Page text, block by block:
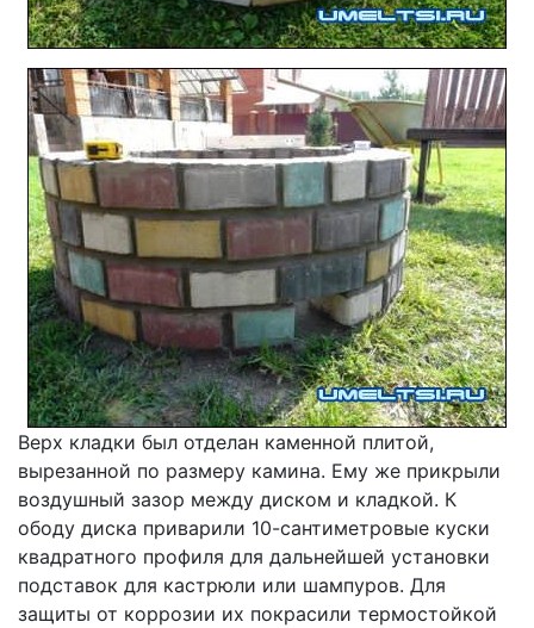
Верх кладки был отделан каменной плитой,
вырезанной по размеру камина. Ему же прикрыли
воздушный зазор между диском и кладкой. К
ободу диска приварили 10-сантиметровые куски
квадратного профиля для дальнейшей установки
подставок для кастрюли или шампуров. Для
защиты от коррозии их покрасили термостойкой